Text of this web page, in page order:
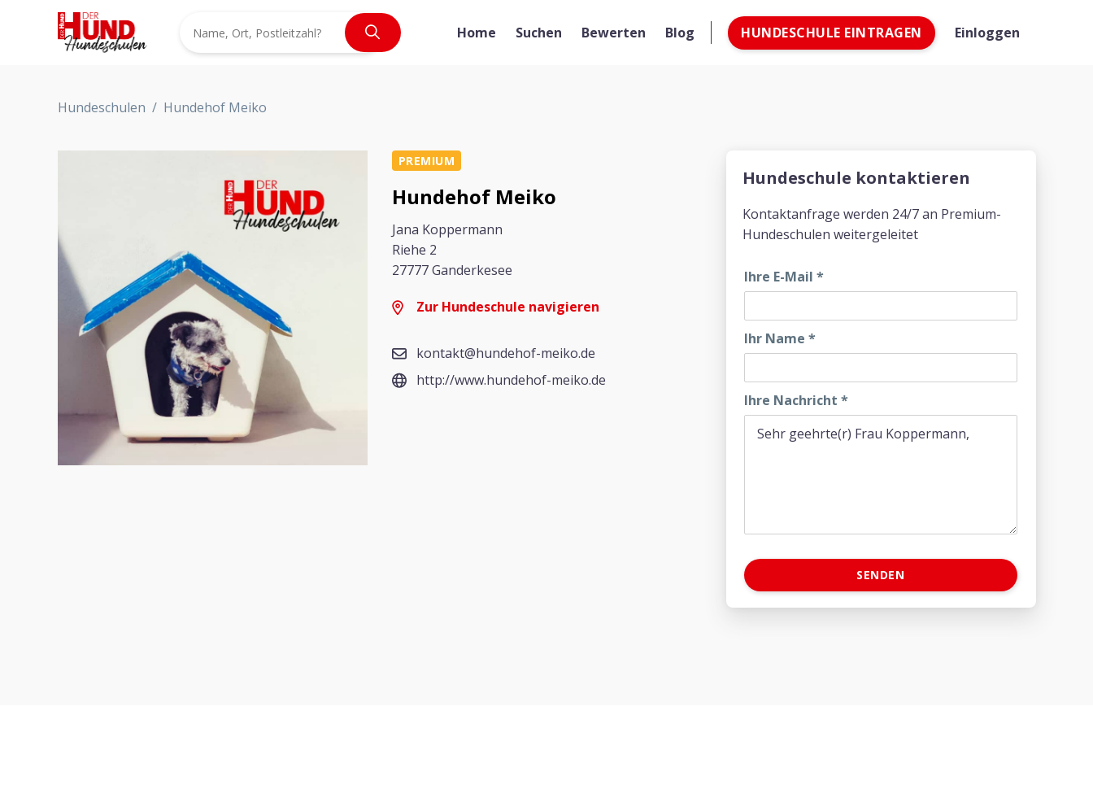
Home Suchen Bewerten Blog HUNDESCHULE EINTRAGEN Einloggen
Hundeschulen / Hundehof Meiko
PREMIUM
Hundehof Meiko
Jana Koppermann
Riehe 2
27777 Ganderkesee
Zur Hundeschule navigieren
kontakt@hundehof-meiko.de
http://www.hundehof-meiko.de
Hundeschule kontaktieren
Kontaktanfrage werden 24/7 an Premium-
Hundeschulen weitergeleitet
Ihre E-Mail *
Ihr Name *
Ihre Nachricht *